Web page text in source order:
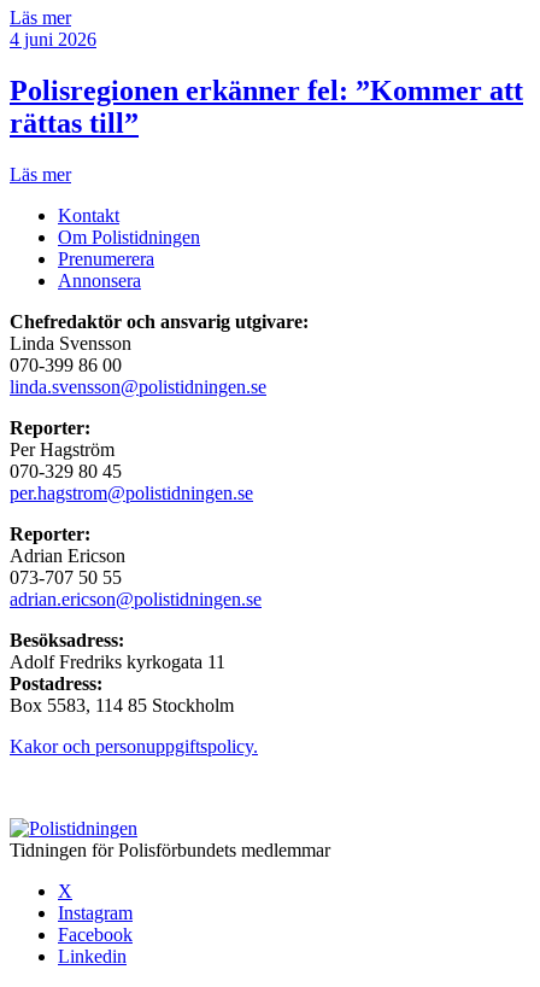
Läs mer
4 juni 2026
Polisregionen erkänner fel: ”Kommer att
rättas till”
Läs mer
Kontakt
Om Polistidningen
Prenumerera
Annonsera
Chefredaktör och ansvarig utgivare:
Linda Svensson
070-399 86 00
linda.svensson@polistidningen.se
Reporter:
Per Hagström
070-329 80 45
per.hagstrom@polistidningen.se
Reporter:
Adrian Ericson
073-707 50 55
adrian.ericson@polistidningen.se
Besöksadress:
Adolf Fredriks kyrkogata 11
Postadress:
Box 5583, 114 85 Stockholm
Kakor och personuppgiftspolicy.
Tidningen för Polisförbundets medlemmar
X
Instagram
Facebook
Linkedin